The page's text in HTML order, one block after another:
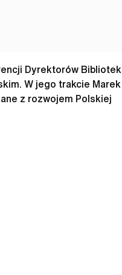
Dyrektorów Bibliotek
W jego trakcie Marek
z rozwojem Polskiej